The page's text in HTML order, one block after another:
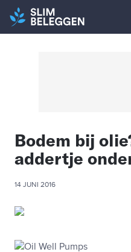
Bodem bij
addertje
14 JUNI 2016